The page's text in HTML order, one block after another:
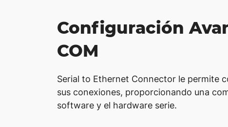
Configuración
COM
Serial to Ethernet Connector le permite
sus conexiones, proporcionando una
software y el hardware serie.